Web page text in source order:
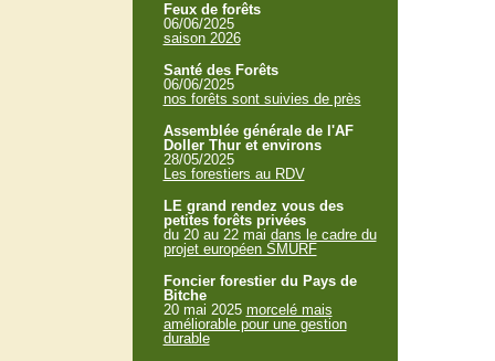
Feux de forêts
06/06/2025
saison 2026
Santé des Forêts
06/06/2025
nos forêts sont suivies de près
Assemblée générale de l'AF
Doller Thur et environs
28/05/2025
Les forestiers au RDV
LE grand rendez vous des
petites forêts privées
du 20 au 22 mai dans le cadre du
projet européen SMURF
Foncier forestier du Pays de
Bitche
20 mai 2025 morcelé mais
améliorable pour une gestion
durable